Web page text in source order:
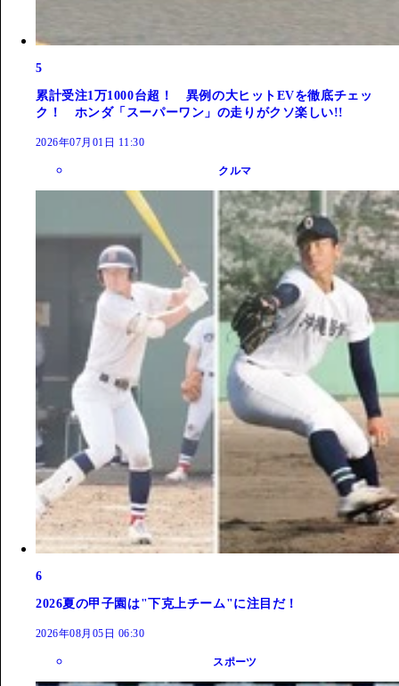
5
累計受注1万1000台超！ 異例の大ヒットEVを徹底チェッ
ク！ ホンダ「スーパーワン」の走りがクソ楽しい!!
2026年07月01日 11:30
クルマ
6
2026夏の甲子園は"下克上チーム"に注目だ！
2026年08月05日 06:30
スポーツ